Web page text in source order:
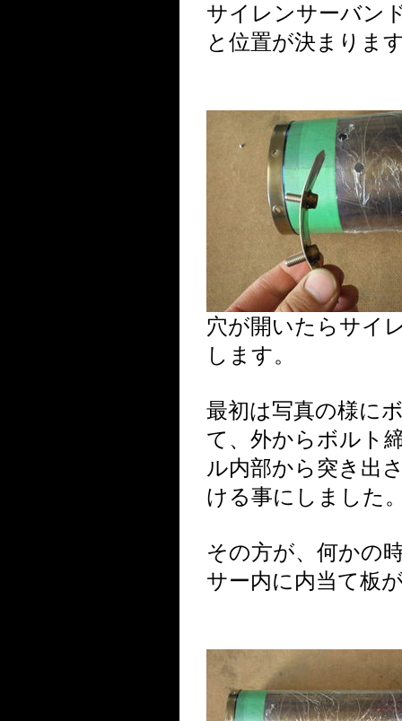
サイレンサーバン
と位置が決まりま
穴が開いたらサイ
します。
最初は写真の様に
て、外からボルト
ル内部から突き出
ける事にしました
その方が、何かの
サー内に内当て板